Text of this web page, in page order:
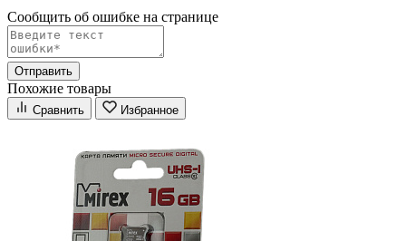
Сообщить об ошибке на страницe
Отправить
Похожие товары
Сравнить Избранное